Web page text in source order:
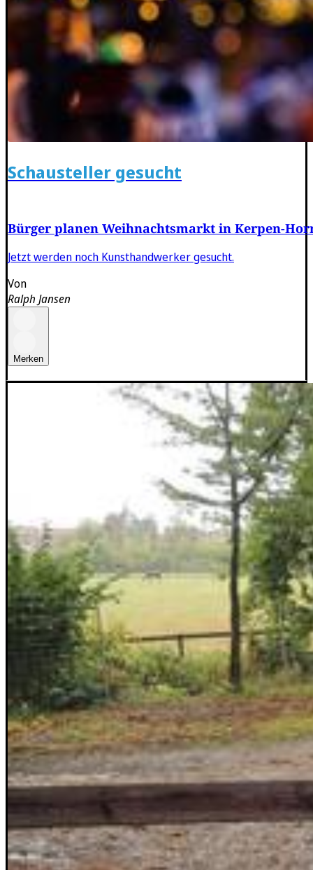
Schausteller gesucht
Bürger planen Weihnachtsmarkt in Kerpen-
Jetzt werden noch Kunsthandwerker gesucht.
Von
Ralph Jansen
Merken